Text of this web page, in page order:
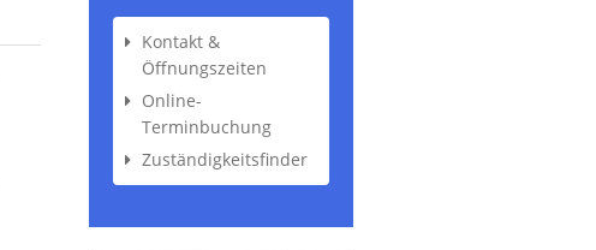
Kontakt &
Öffnungszeiten
Online-
Terminbuchung
Zuständigkeitsfinder